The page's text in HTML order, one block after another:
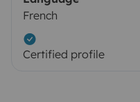
French
Certified profile